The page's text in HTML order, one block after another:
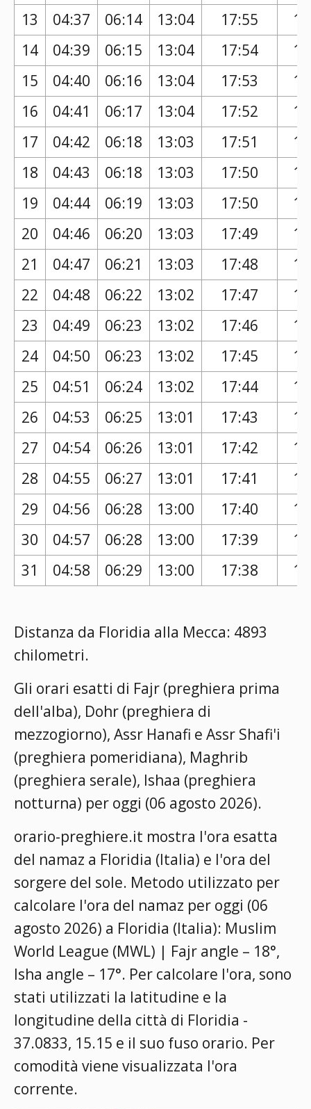
13 04:37 06:14 13:04 17:55
14
04:39 06:15 13:04 17:54
15
04:40 06:16 13:04 17:53
16
04:41 06:17 13:04 17:52
17
04:42 06:18 13:03 17:51
18
04:43 06:18 13:03 17:50
19
04:44 06:19 13:03 17:50
20
04:46 06:20 13:03 17:49
21
04:47 06:21 13:03 17:48
22
04:48 06:22 13:02 17:47
23
04:49 06:23 13:02 17:46
24
04:50 06:23 13:02 17:45
25
04:51 06:24 13:02 17:44
26
04:53 06:25 13:01 17:43
27
04:54 06:26 13:01 17:42
28
04:55 06:27 13:01 17:41
29
04:56 06:28 13:00 17:40
30
04:57 06:28 13:00 17:39
31
04:58 06:29 13:00 17:38
Distanza da Floridia alla Mecca: 4893
chilometri.
Gli orari esatti di Fajr (preghiera prima
dell'alba), Dohr (preghiera di
mezzogiorno), Assr Hanafi e Assr Shafi'i
(preghiera pomeridiana), Maghrib
(preghiera serale), Ishaa (preghiera
notturna) per oggi (06 agosto 2026).
orario-preghiere.it mostra l'ora esatta
del namaz a Floridia (Italia) e l'ora del
sorgere del sole. Metodo utilizzato per
calcolare l'ora del namaz per oggi (06
agosto 2026) a Floridia (Italia): Muslim
World League (MWL) | Fajr angle – 18°,
Isha angle – 17°. Per calcolare l'ora, sono
stati utilizzati la latitudine e la
longitudine della città di Floridia -
37.0833, 15.15 e il suo fuso orario. Per
comodità viene visualizzata l'ora
corrente.